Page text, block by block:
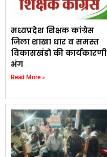
मध्यप्रदेश शिक्षक कांग्रेस
जिला शाखा धार व समस्त
विकासखंडो की कार्यकारणी
भंग
Read More »